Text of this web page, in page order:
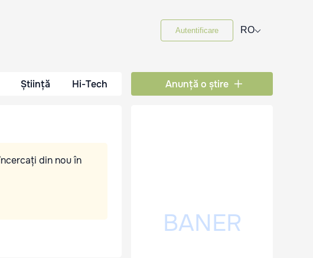
Autentificare RO⌵
Știință Hi-Tech Anunță o știre
din nou în